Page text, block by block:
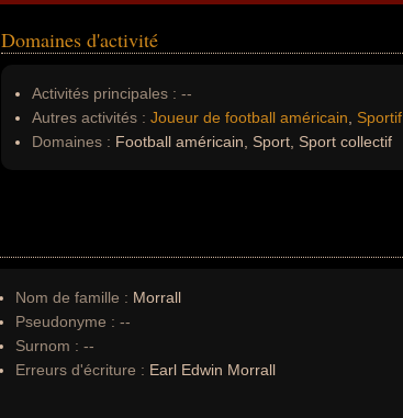
Domaines d'activité
Activités principales : --
Autres activités : Joueur de football américain
Sportif
Domaines : Football américain, Sport, Sport collectif
Nom de famille : Morrall
Pseudonyme : --
Surnom : --
Erreurs d'écriture : Earl Edwin Morrall